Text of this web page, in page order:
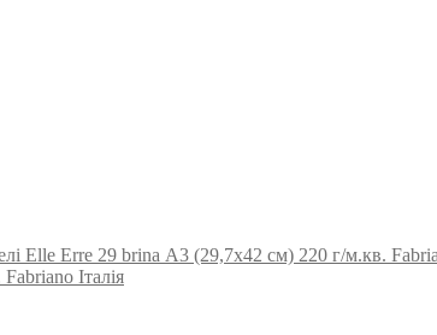
Elle Erre 29 brina А3 (29,7х42 см) 220 г/м.кв.
Італія